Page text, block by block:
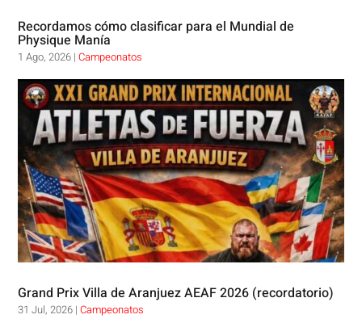
Recordamos cómo clasificar para el Mundial de
Physique Manía
1 Ago, 2026 |Campeonatos
Grand Prix Villa de Aranjuez AEAF 2026 (recordatorio)
31 Jul, 2026 |Campeonatos